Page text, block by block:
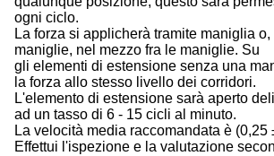
ogni ciclo.
La forza si applicherà tramite maniglia
maniglie, nel mezzo fra le maniglie. Su
gli elementi di estensione senza una
la forza allo stesso livello dei corridori.
L'elemento di estensione sarà aperto
ad un tasso di 6 - 15 cicli al minuto.
La velocità media raccomandata è (0,25
Effettui l'ispezione e la valutazione